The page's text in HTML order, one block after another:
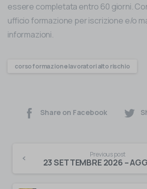
essere completata entro 60 giorni.
ufficio formazione per iscrizione e/o
informazioni.
corso formazione lavoratori alto rischio
Share on Facebook
Previous post